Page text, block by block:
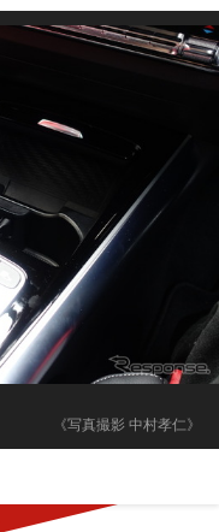
《写真撮影 中村孝仁》